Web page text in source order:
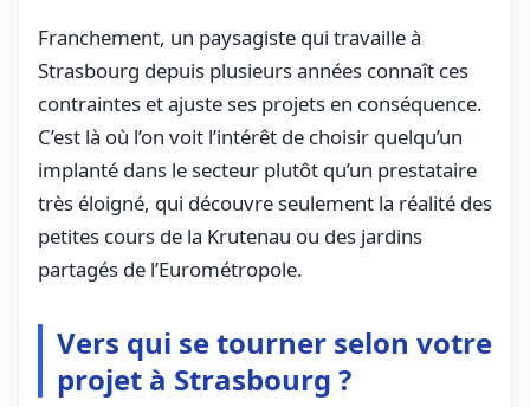
Franchement, un paysagiste qui travaille à
Strasbourg depuis plusieurs années connaît ces
contraintes et ajuste ses projets en conséquence.
C’est là où l’on voit l’intérêt de choisir quelqu’un
implanté dans le secteur plutôt qu’un prestataire
très éloigné, qui découvre seulement la réalité des
petites cours de la Krutenau ou des jardins
partagés de l’Eurométropole.
Vers qui se tourner selon votre
projet à Strasbourg ?